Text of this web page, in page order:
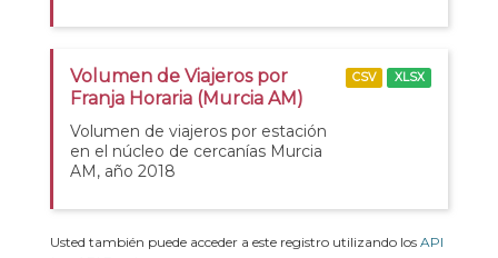
Volumen de Viajeros por
Franja Horaria (Murcia AM)
Volumen de viajeros por estación
en el núcleo de cercanías Murcia
AM, año 2018
CSV XLSX
Usted también puede acceder a este registro utilizando los API